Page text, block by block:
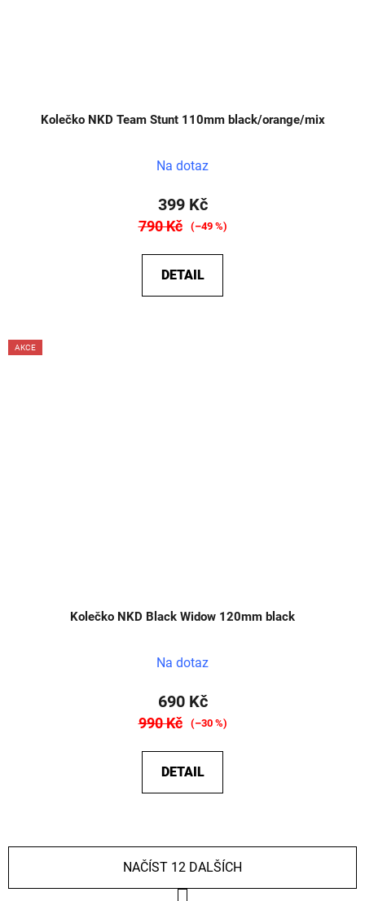
Kolečko NKD Team Stunt 110mm black/orange/mix
Na dotaz
399 Kč
790 Kč (–49 %)
DETAIL
AKCE
Kolečko NKD Black Widow 120mm black
Na dotaz
690 Kč
990 Kč (–30 %)
DETAIL
NAČÍST 12 DALŠÍCH